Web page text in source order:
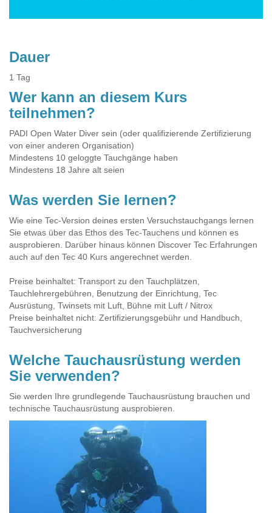
Dauer
1 Tag
Wer kann an diesem Kurs
teilnehmen?
PADI Open Water Diver sein (oder qualifizierende Zertifizierung
von einer anderen Organisation)
Mindestens 10 geloggte Tauchgänge haben
Mindestens 18 Jahre alt seien
Was werden Sie lernen?
Wie eine Tec-Version deines ersten Versuchstauchgangs lernen
Sie etwas über das Ethos des Tec-Tauchens und können es
ausprobieren. Darüber hinaus können Discover Tec Erfahrungen
auch auf den Tec 40 Kurs angerechnet werden.
Preise beinhaltet: Transport zu den Tauchplätzen,
Tauchlehrergebühren, Benutzung der Einrichtung, Tec
Ausrüstung, Twinsets mit Luft, Bühne mit Luft / Nitrox
Preise beinhaltet nicht: Zertifizierungsgebühr und Handbuch,
Tauchversicherung
Welche Tauchausrüstung werden
Sie verwenden?
Sie werden Ihre grundlegende Tauchausrüstung brauchen und
technische Tauchausrüstung ausprobieren.